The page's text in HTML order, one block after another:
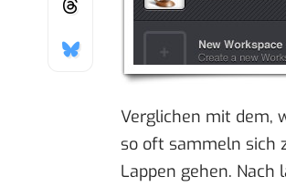
Verglichen mit dem,
so oft sammeln sich
Lappen gehen. Nach